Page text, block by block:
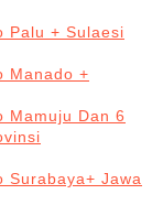
Palu + Sulaesi
Manado +
Mamuju Dan 6
Surabaya+ Jawa